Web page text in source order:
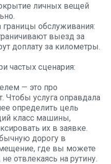
личных вещей
обслуживания:
выезд за
доплату за километры.
частых сценария:
— это про
Чтобы услуга оправдала
определить цель
класс машины,
их в заявке.
дорогу в
где вы можете
отвлекаясь на рутину.